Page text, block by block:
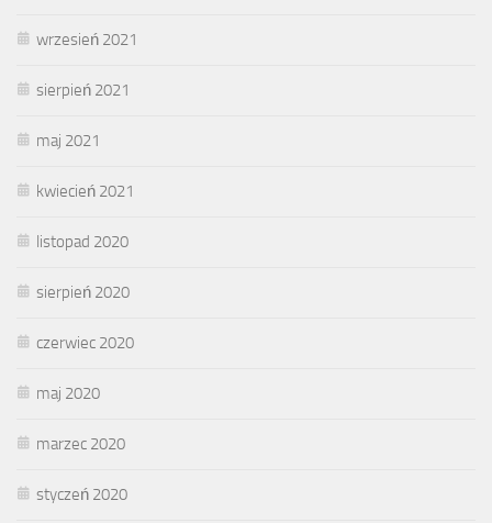
wrzesień 2021
sierpień 2021
maj 2021
kwiecień 2021
listopad 2020
sierpień 2020
czerwiec 2020
maj 2020
marzec 2020
styczeń 2020